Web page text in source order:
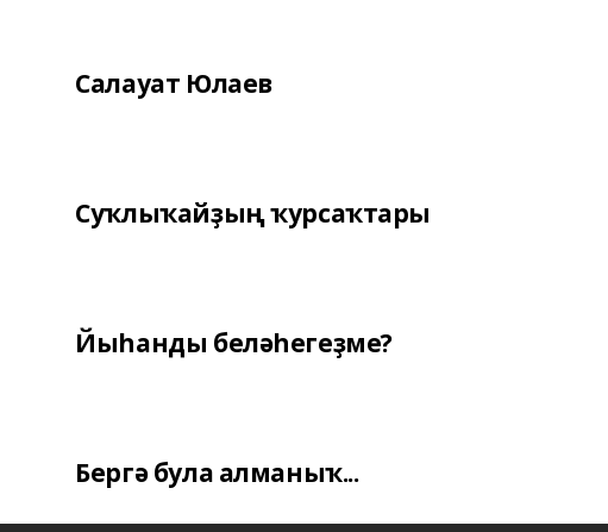
Салауат Юлаев
Суҡлыҡайҙың ҡурсаҡтары
Йыһанды беләһегеҙме?
Бергә була алманыҡ...